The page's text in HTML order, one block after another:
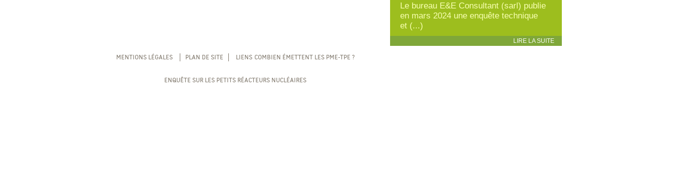
Le bureau E&E Consultant (sarl) publie
en mars 2024 une enquête technique
et (...)
LIRE LA SUITE
MENTIONS LÉGALES PLAN DE SITE LIENS COMBIEN ÉMETTENT LES PME-TPE ?
ENQUÊTE SUR LES PETITS RÉACTEURS NUCLÉAIRES